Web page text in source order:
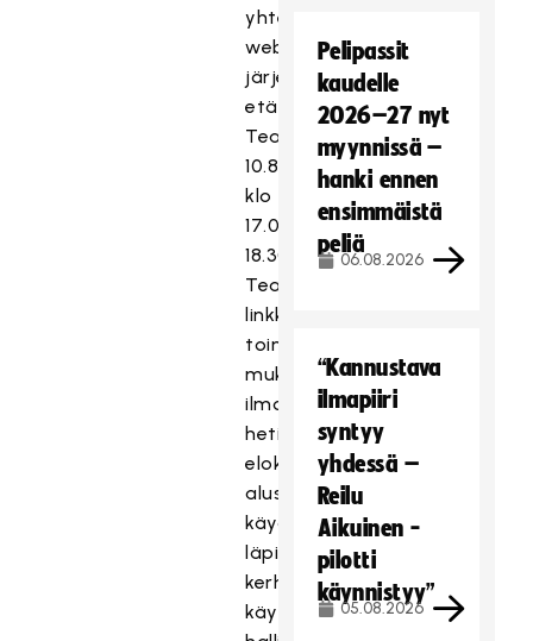
yhteinen
webinaari
järjestetään
etänä
Teamsissa
10.8.
klo
17.00-
18.30.
Teams-
linkki
toimitetaan
mukaan
ilmoittautuneille
heti
elokuun
alussa. Moduulissa
käydään
läpi
kerhotoiminnan
käynnistämiseen,
Pelipassit
kaudelle
2026–27 nyt
myynnissä –
hanki ennen
ensimmäistä
peliä
06.08.2026
“Kannustava
ilmapiiri
syntyy
yhdessä –
Reilu
Aikuinen -
pilotti
käynnistyy”
05.08.2026